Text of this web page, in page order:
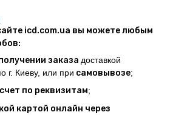
icd.com.ua вы можете любым
заказа доставкой
г. Киеву, или при самовывозе;
по реквизитам;
картой онлайн через